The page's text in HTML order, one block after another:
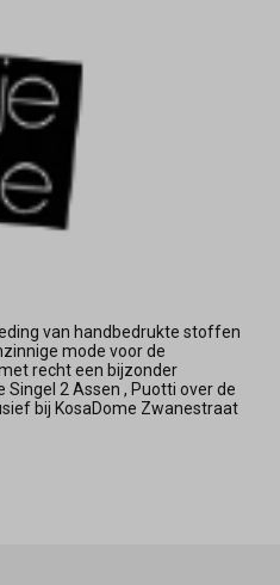
van handbedrukte stoffen
mode voor de
recht een bijzonder
2 Assen , Puotti over de
bij KosaDome Zwanestraat